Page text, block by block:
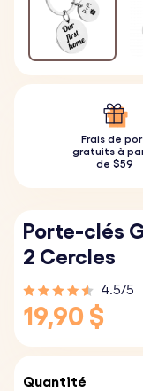
Frais de
gratuits à
de $59
Porte-clés
2 Cercles
4.5/5
19,90 $
Quantité